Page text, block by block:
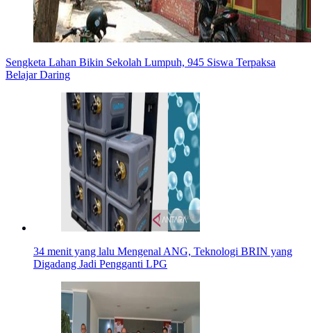
Sengketa Lahan Bikin Sekolah Lumpuh, 945 Siswa Terpaksa
Belajar Daring
34 menit yang lalu Mengenal ANG, Teknologi BRIN yang
Digadang Jadi Pengganti LPG